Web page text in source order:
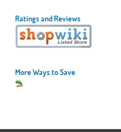
Ratings and Reviews
More Ways to Save